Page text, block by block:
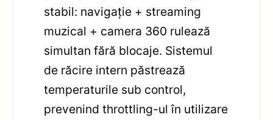
stabil: navigație + streaming
muzical + camera 360 rulează
simultan fără blocaje. Sistemul
de răcire intern păstrează
temperaturile sub control,
prevenind throttling-ul în utilizare